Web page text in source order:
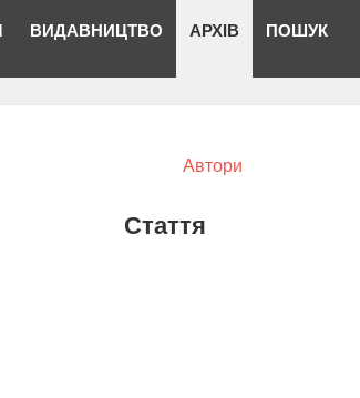
ВИДАВНИЦТВО АРХІВ ПОШУК
Автори
Стаття